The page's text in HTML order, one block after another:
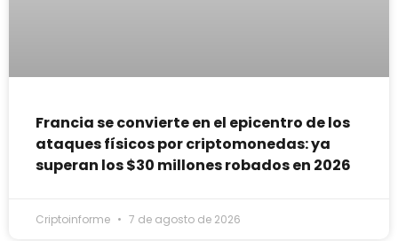
Francia se convierte en el epicentro de los
ataques físicos por criptomonedas: ya
superan los $30 millones robados en 2026
Criptoinforme 7 de agosto de 2026